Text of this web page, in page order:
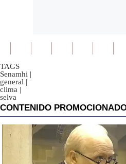
TAGS
Senamhi |
general |
clima |
selva